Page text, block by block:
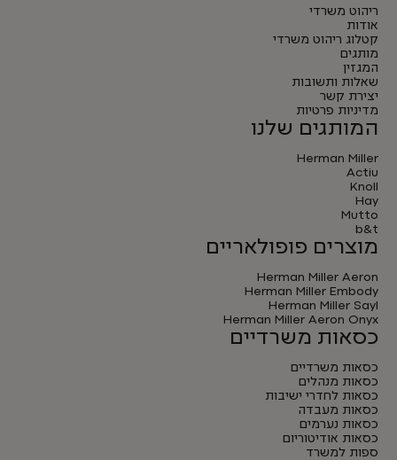
ריהוט משרדי
אודות
קטלוג ריהוט משרדי
מותגים
המגזין
שאלות ותשובות
יצירת קשר
מדיניות פרטיות
המותגים שלנו
Herman Miller
Actiu
Knoll
Hay
Mutto
b&t
מוצרים פופולאריים
Herman Miller Aeron
Herman Miller Embody
Herman Miller Sayl
Herman Miller Aeron Onyx
כסאות משרדיים
כסאות משרדיים
כסאות מנהלים
כסאות לחדרי ישיבות
כסאות מעבדה
כסאות נערמים
כסאות אודיטוריום
ספות למשרד